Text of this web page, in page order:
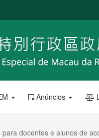
Anúncios
docentes e alunos de